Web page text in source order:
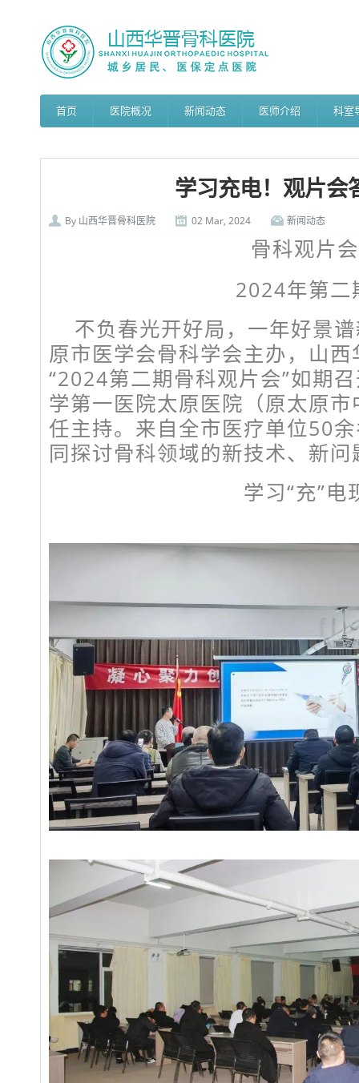
首页 医院概况 新闻动态 医师介绍 科室
学习充电！观片会
By 山西华晋骨科医院 02 Mar, 2024 新闻动态
骨科观片会
2024年第二
不负春光开好局，一年好景
原市医学会骨科学会主办，山
“2024第二期骨科观片会”如期
学第一医院太原医院（原太原
任主持。来自全市医疗单位50
同探讨骨科领域的新技术、新
学习“充”电